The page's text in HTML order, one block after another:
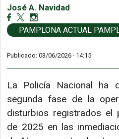
José A. Navidad
PAMPLONA ACTUAL
Publicado: 03/06/2026 · 14:15
La Policía Nacional ha
segunda fase de la
disturbios registrados el
de 2025 en las